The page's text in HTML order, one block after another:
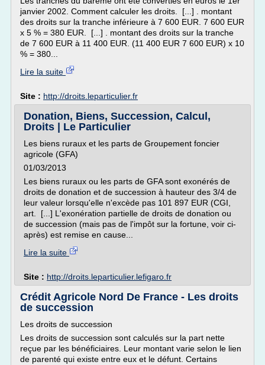
janvier 2002. Comment calculer les droits. [...] . montant
des droits sur la tranche inférieure à 7 600 EUR. 7 600 EUR
x 5 % = 380 EUR. [...] . montant des droits sur la tranche
de 7 600 EUR à 11 400 EUR. (11 400 EUR 7 600 EUR) x 10
% = 380...
Lire la suite
Site : http://droits.leparticulier.fr
Donation, Biens, Succession, Calcul,
Droits | Le Particulier
Les biens ruraux et les parts de Groupement foncier
agricole (GFA)
01/03/2013
Les biens ruraux ou les parts de GFA sont exonérés de
droits de donation et de succession à hauteur des 3/4 de
leur valeur lorsqu'elle n'excède pas 101 897 EUR (CGI,
art. [...] L'exonération partielle de droits de donation ou
de succession (mais pas de l'impôt sur la fortune, voir ci-
après) est remise en cause...
Lire la suite
Site : http://droits.leparticulier.lefigaro.fr
Crédit Agricole Nord De France - Les droits
de succession
Les droits de succession
Les droits de succession sont calculés sur la part nette
reçue par les bénéficiaires. Leur montant varie selon le lien
de parenté qui existe entre eux et le défunt. Certains